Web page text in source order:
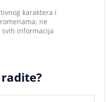
karaktera i
ne
informacija